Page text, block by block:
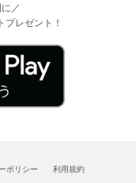
／
レゼント！
ポリシー 利用規約